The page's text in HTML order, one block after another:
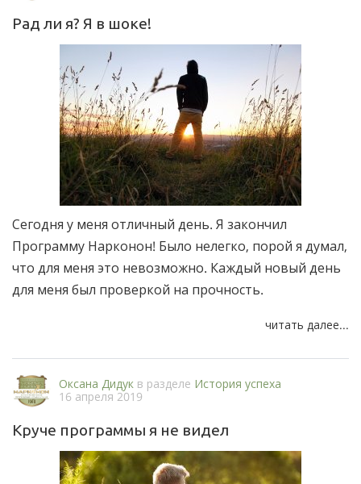
Рад ли я? Я в шоке!
Сегодня у меня отличный день. Я закончил
Программу Нарконон! Было нелегко, порой я думал,
что для меня это невозможно. Каждый новый день
для меня был проверкой на прочность.
читать далее...
Оксана Дидук в разделе История успеха
16 апреля 2019
Круче программы я не видел